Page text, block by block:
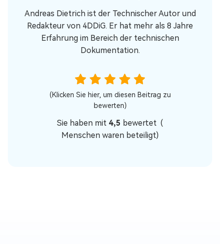
Andreas Dietrich ist der Technischer Autor und
Redakteur von 4DDiG. Er hat mehr als 8 Jahre
Erfahrung im Bereich der technischen
Dokumentation.
(Klicken Sie hier, um diesen Beitrag zu
bewerten)
Sie haben mit 4,5 bewertet (
Menschen waren beteiligt)